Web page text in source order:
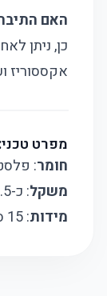
האם
כן, ניתן
אקססוריז
מפרט טכני:
חומר:
משקל: כ-0.5 ק"ג
מידות: 15 ס"מ x 10 ס"מ x 8 ס"מ